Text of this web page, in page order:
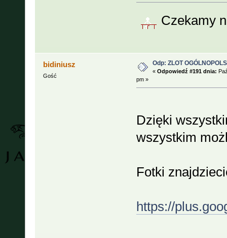
Czekamy
bidiniusz
Gość
Odp: ZLOT
« Odpowiedź #191 dnia:
pm »
Dzięki
wszystkim
Fotki
https://